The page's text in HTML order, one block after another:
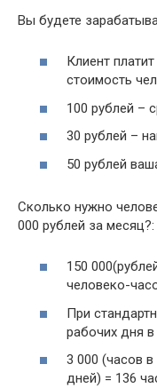
Вы будете
Клиент
стоимость
100 рублей –
30 рублей –
50 рублей
Сколько нужно
000 рублей за месяц?:
150
человеко-
При
рабочих дня
3 000 (часов
дней) = 136